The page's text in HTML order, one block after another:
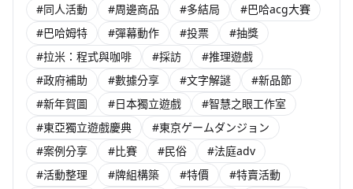
#同人活動
#周邊商品 #多結局
#巴哈acg大賽
#巴哈姆特
#彈幕動作 #投票
#抽獎
#拉米：程式與咖啡
#採訪
#推理遊戲
#政府補助
#數據分享 #文字解謎
#新品節
#新年賀圖
#日本獨立遊戲
#智慧之眼工作室
#東亞獨立遊戲慶典
#東京ゲームダンジョン
#案例分享
#比賽 #民俗
#法庭adv
#活動整理
#牌組構築 #特價
#特賣活動